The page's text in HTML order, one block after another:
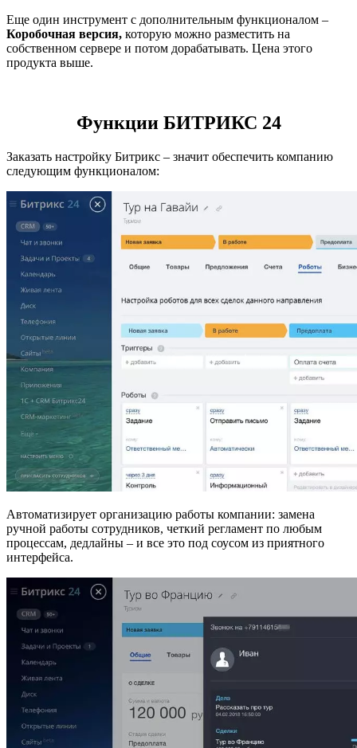
Еще один инструмент с дополнительным функционалом –
Коробочная версия, которую можно разместить на
собственном сервере и потом дорабатывать. Цена этого
продукта выше.
Функции БИТРИКС 24
Заказать настройку Битрикс – значит обеспечить компанию
следующим функционалом:
Автоматизирует организацию работы компании: замена
ручной работы сотрудников, четкий регламент по любым
процессам, дедлайны – и все это под соусом из приятного
интерфейса.